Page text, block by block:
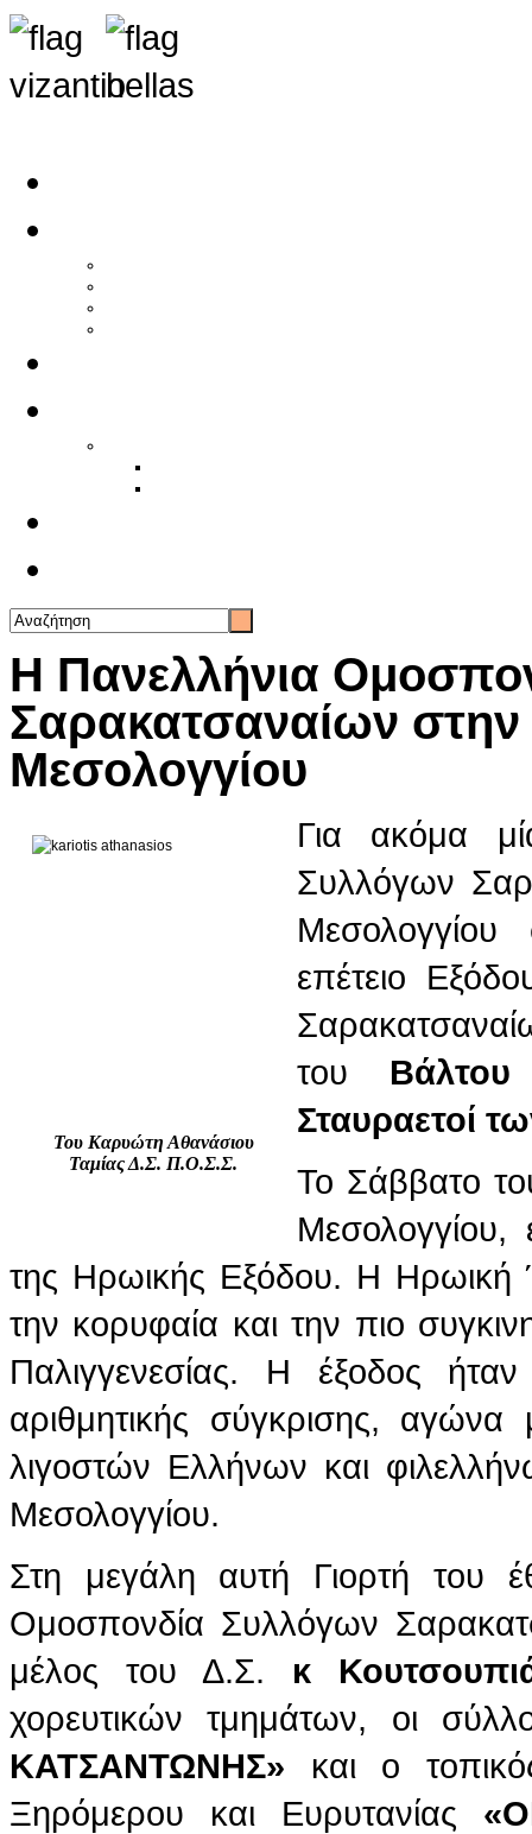
Η Πανελλήνια
Σαρακατσαναίων
Μεσολογγίου
Του Καρυώτη Αθανάσιου
Ταμίας Δ.Σ. Π.Ο.Σ.Σ.
Για ακόμα
Συλλόγων
επέτειο
του
Σταυραετοί
Το Σάββατο
Μεσολογγίου,
της Ηρωικής Εξόδου. Η Ηρωική
την κορυφαία και την πιο
Παλιγγενεσίας. Η έξοδος
αριθμητικής σύγκρισης,
λιγοστών Ελλήνων και
Μεσολογγίου.
Στη μεγάλη αυτή Γιορτή του
Ομοσπονδία Συλλόγων
μέλος του Δ.Σ. κ
χορευτικών τμημάτων, οι
ΚΑΤΣΑΝΤΩΝΗΣ» και ο
Ξηρόμερου και Ευρυτανίας